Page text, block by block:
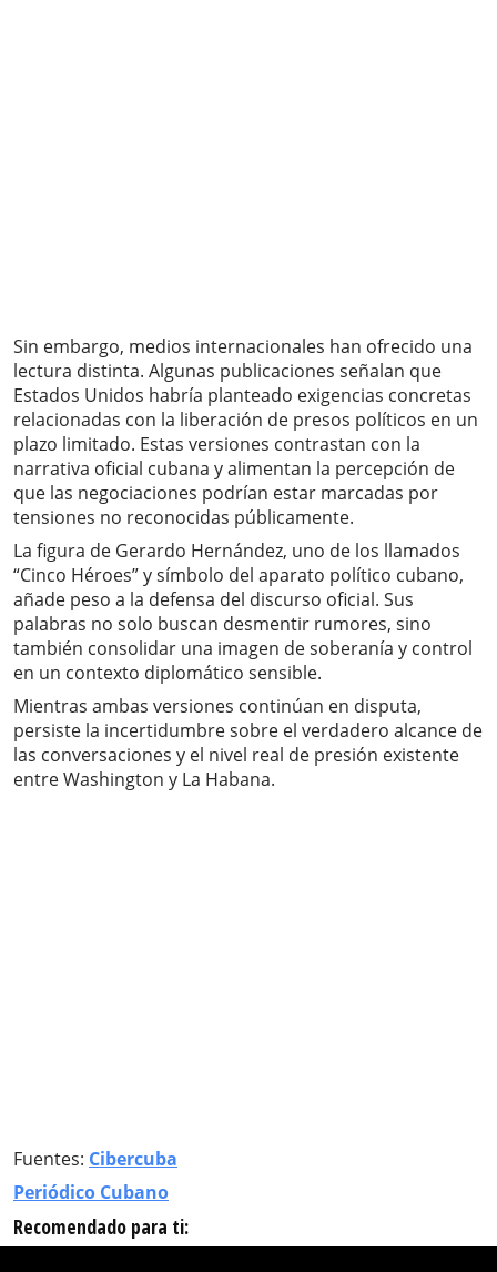
Sin embargo, medios internacionales han ofrecido una
lectura distinta. Algunas publicaciones señalan que
Estados Unidos habría planteado exigencias concretas
relacionadas con la liberación de presos políticos en un
plazo limitado. Estas versiones contrastan con la
narrativa oficial cubana y alimentan la percepción de
que las negociaciones podrían estar marcadas por
tensiones no reconocidas públicamente.
La figura de Gerardo Hernández, uno de los llamados
“Cinco Héroes” y símbolo del aparato político cubano,
añade peso a la defensa del discurso oficial. Sus
palabras no solo buscan desmentir rumores, sino
también consolidar una imagen de soberanía y control
en un contexto diplomático sensible.
Mientras ambas versiones continúan en disputa,
persiste la incertidumbre sobre el verdadero alcance de
las conversaciones y el nivel real de presión existente
entre Washington y La Habana.
Fuentes: Cibercuba
Periódico Cubano
Recomendado para ti: